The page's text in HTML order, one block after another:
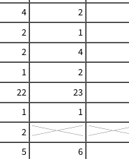
4 2
2 1
2 4
1 2
22 23
1 1
2
5 6